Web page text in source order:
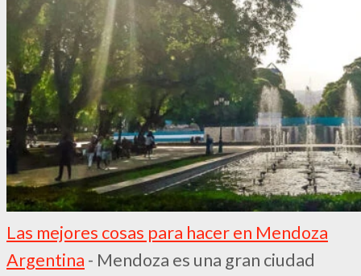
Las mejores cosas para hacer en Mendoza
Argentina - Mendoza es una gran ciudad